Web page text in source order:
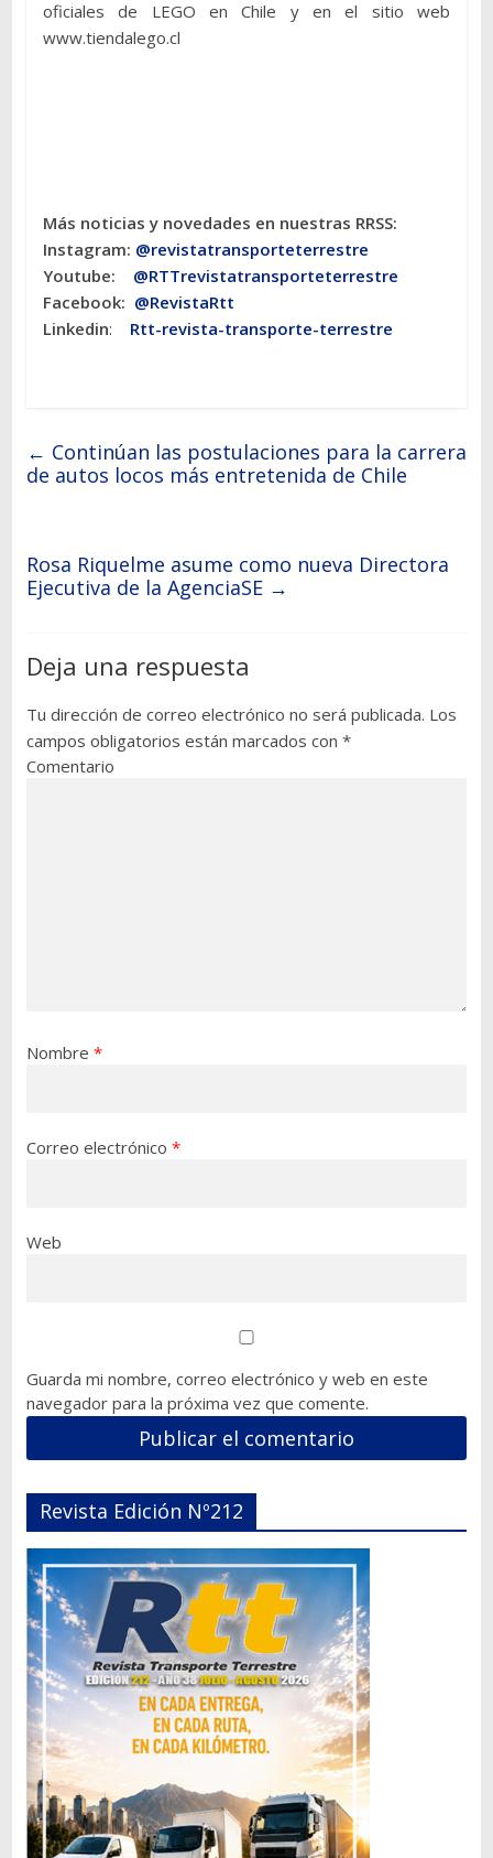
oficiales de LEGO en Chile y en el sitio web
www.tiendalego.cl
Más noticias y novedades en nuestras RRSS:
Instagram: @revistatransporteterrestre
Youtube: @RTTrevistatransporteterrestre
Facebook: @RevistaRtt
Linkedin: Rtt-revista-transporte-terrestre
← Continúan las postulaciones para la carrera
de autos locos más entretenida de Chile
Rosa Riquelme asume como nueva Directora
Ejecutiva de la AgenciaSE →
Deja una respuesta
Tu dirección de correo electrónico no será publicada. Los
campos obligatorios están marcados con *
Comentario
Nombre *
Correo electrónico *
Web
Guarda mi nombre, correo electrónico y web en este
navegador para la próxima vez que comente.
Revista Edición Nº212